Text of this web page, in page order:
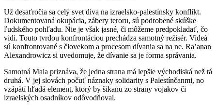
Už desaťročia sa celý svet díva na izraelsko-palestínsky konflikt.
Dokumentovaná okupácia, zábery teroru, sú podrobené skúške
ľudského pohľadu. Nie je však jasné, či môžeme predpokladať, čo
vidí. Touto tvrdou konfrontáciou prechádza samotný režisér. Videá
sú konfrontované s človekom a procesom dívania sa na ne. Ra’anan
Alexandrowicz si uvedomuje, že dívanie sa je forma správania.
Samotná Maia priznáva, že jedna strana má lepšie východiská než tá
druhá. V jej slovách počuť náznaky solidarity s Palestínčanmi, no
vzápätí hľadá element, ktorý by šikanu zo strany vojakov či
izraelských osadníkov odôvodňoval.